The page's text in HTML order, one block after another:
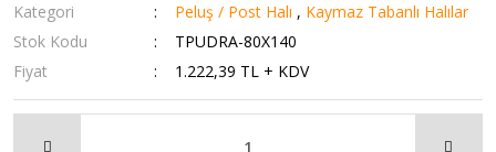
Kategori Peluş / Post Halı , Kaymaz Tabanlı Halılar
Stok Kodu
TPUDRA-80X140
Fiyat
1.222,39 TL + KDV